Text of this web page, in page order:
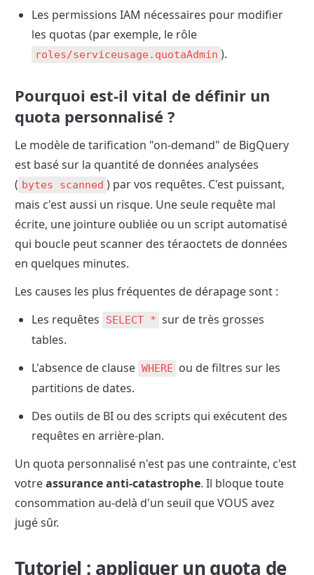
Les permissions IAM nécessaires pour modifier
roles/serviceusage.quotaAdmin ).
Pourquoi est-il vital de définir un
quota personnalisé ?
Le modèle de tarification "on-demand" de BigQuery
est basé sur la quantité de données analysées
( bytes scanned ) par vos requêtes. C'est puissant,
mais c'est aussi un risque. Une seule requête mal
écrite, une jointure oubliée ou un script automatisé
qui boucle peut scanner des téraoctets de données
en quelques minutes.
Les causes les plus fréquentes de dérapage sont :
Les requêtes
SELECT * sur de très grosses
tables.
L'absence de clause WHERE ou de filtres sur les
partitions de dates.
Des outils de BI ou des scripts qui exécutent des
requêtes en arrière-plan.
Un quota personnalisé n'est pas une contrainte, c'est
votre assurance anti-catastrophe. Il bloque toute
consommation au-delà d'un seuil que VOUS avez
jugé sûr.
Tutoriel : appliquer un quota de